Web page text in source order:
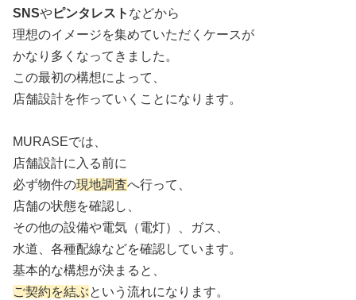
SNSやピンタレスト などから
理想のイメージを集めていただくケースが
かなり多くなってきました。
この最初の構想によって、
店舗設計を作っていくことになります。
MURASEでは、
店舗設計に入る前に
必ず物件の現地調査へ行って、
店舗の状態を確認し、
その他の設備や電気（電灯）、ガス、
水道、各種配線などを確認しています。
基本的な構想が決まると、
ご契約を結ぶという流れになります。